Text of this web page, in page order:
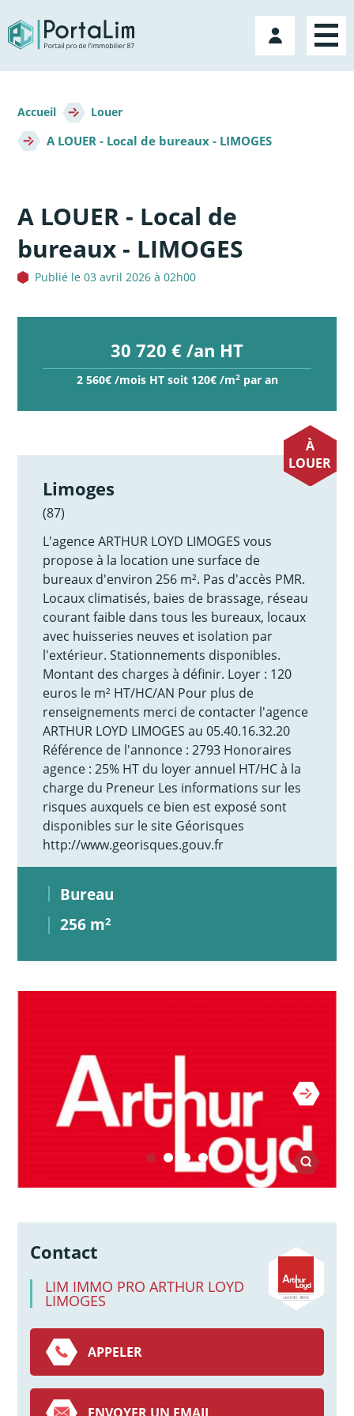
directement
au
contenu
Mon
compte
d'Ariane
Accueil Louer
A LOUER - Local de bureaux - LIMOGES
A LOUER - Local de
bureaux - LIMOGES
Publié le 03 avril 2026 à 02h00
30 720 € /an HT
2 560€ /mois HT soit 120€ /m2par an
À
LOUER
Limoges
(87)
L'agence ARTHUR LOYD LIMOGES vous
propose à la location une surface de
bureaux d'environ 256 m². Pas d'accès PMR.
Locaux climatisés, baies de brassage, réseau
courant faible dans tous les bureaux, locaux
avec huisseries neuves et isolation par
l'extérieur. Stationnements disponibles.
Montant des charges à définir. Loyer : 120
euros le m² HT/HC/AN Pour plus de
renseignements merci de contacter l'agence
ARTHUR LOYD LIMOGES au 05.40.16.32.20
Référence de l'annonce : 2793 Honoraires
agence : 25% HT du loyer annuel HT/HC à la
charge du Preneur Les informations sur les
risques auxquels ce bien est exposé sont
disponibles sur le site Géorisques
http://www.georisques.gouv.fr
Bureau
256 m2
Contact
LIM IMMO PRO ARTHUR LOYD
LIMOGES
APPELER
ENVOYER UN EMAIL